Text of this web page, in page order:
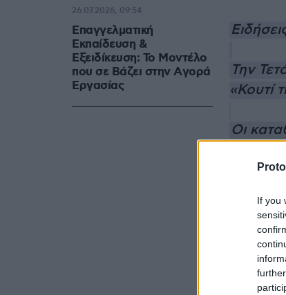
If you
Την
«Κουτί
Οι
Επαγγελματική
Εκπαίδευση &
Εξειδίκευση: Το Mοντέλο
που σε Bάζει στην Aγορά
Eργασίας
26.07.2026, 09:54